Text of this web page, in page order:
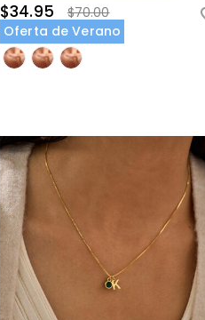
$34.95
$70.00
Oferta de Verano